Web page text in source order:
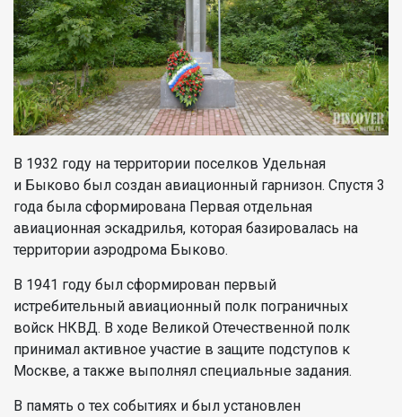
В 1932 году на территории поселков Удельная
и Быково был создан авиационный гарнизон. Спустя 3
года была сформирована Первая отдельная
авиационная эскадрилья, которая базировалась на
территории аэродрома Быково.
В 1941 году был сформирован первый
истребительный авиационный полк пограничных
войск НКВД. В ходе Великой Отечественной полк
принимал активное участие в защите подступов к
Москве, а также выполнял специальные задания.
В память о тех событиях и был установлен